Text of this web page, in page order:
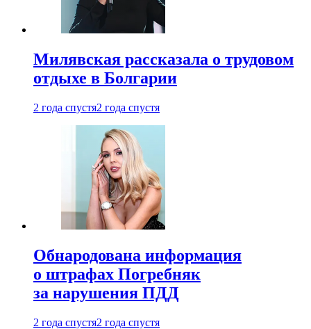
Милявская рассказала о трудовом
отдыхе в Болгарии
2 года спустя2 года спустя
Обнародована информация
о штрафах Погребняк
за нарушения ПДД
2 года спустя2 года спустя